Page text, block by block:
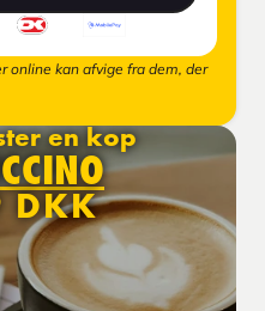
online kan afvige fra dem, der
en kop
DKK